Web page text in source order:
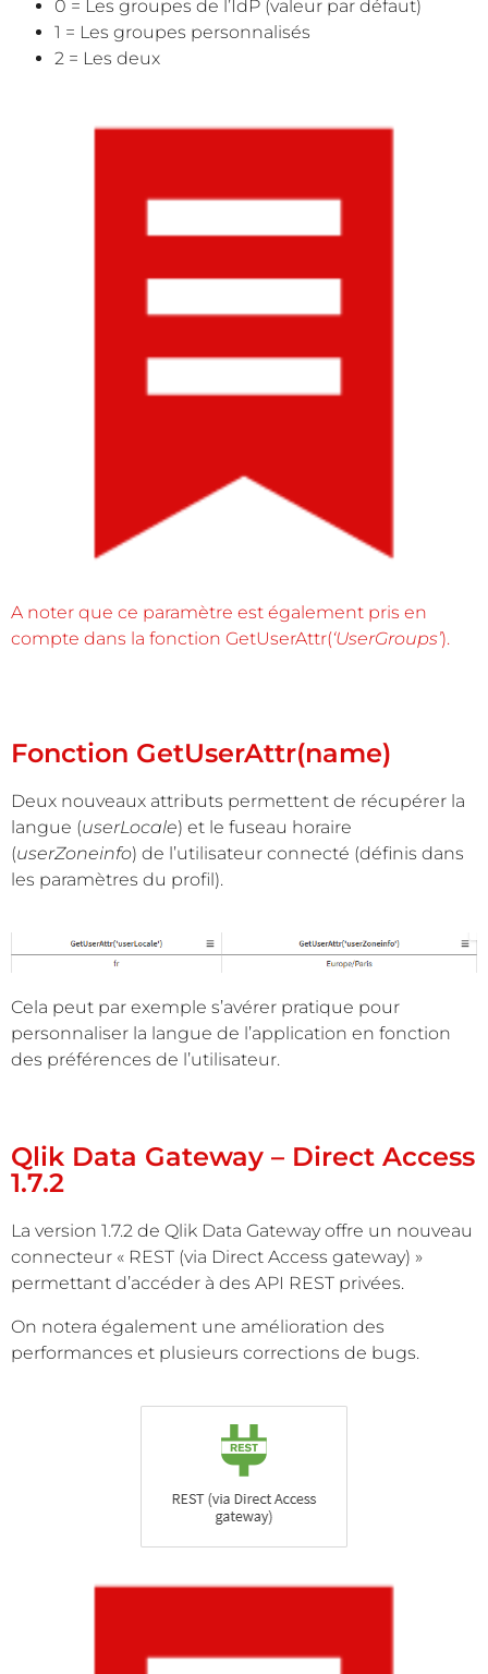
0 = Les groupes de l’IdP (valeur par défaut)
1 = Les groupes personnalisés
2 = Les deux
A noter que ce paramètre est également pris en
compte dans la fonction GetUserAttr(‘UserGroups’).
Fonction GetUserAttr(name)
Deux nouveaux attributs permettent de récupérer la
langue (userLocale) et le fuseau horaire
(userZoneinfo) de l’utilisateur connecté (définis dans
les paramètres du profil).
Cela peut par exemple s’avérer pratique pour
personnaliser la langue de l’application en fonction
des préférences de l’utilisateur.
Qlik Data Gateway – Direct Access
1.7.2
La version 1.7.2 de Qlik Data Gateway offre un nouveau
connecteur « REST (via Direct Access gateway) »
permettant d’accéder à des API REST privées.
On notera également une amélioration des
performances et plusieurs corrections de bugs.